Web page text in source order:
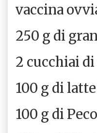
vaccina
250 g di
2 cucchiai
100 g di
100 g di